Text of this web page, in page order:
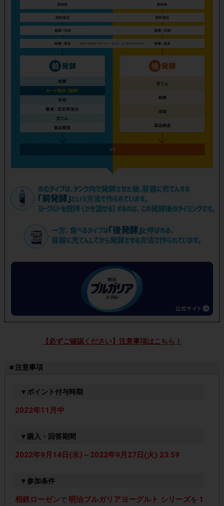
【必ずご確認ください】注意事項はこちら！
■ 注意事項
▼ポイント付与時期
2022年11月中
▼購入・回答期間
2022年9月14日(水)～2022年9月27日(火) 23:59
▼参加条件
相鉄ローゼンで 明治ブルガリアヨーグルト シリーズを 1